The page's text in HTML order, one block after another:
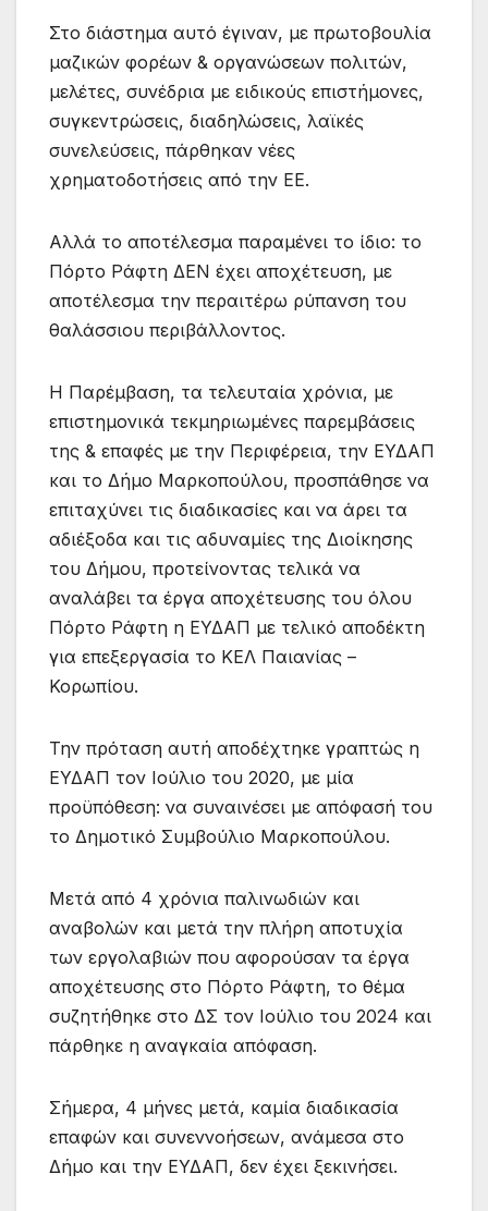
Στο διάστημα αυτό έγιναν, με πρωτοβουλία
μαζικών φορέων & οργανώσεων πολιτών,
μελέτες, συνέδρια με ειδικούς επιστήμονες,
συγκεντρώσεις, διαδηλώσεις, λαϊκές
συνελεύσεις, πάρθηκαν νέες
χρηματοδοτήσεις από την ΕΕ.
Αλλά το αποτέλεσμα παραμένει το ίδιο: το
Πόρτο Ράφτη ΔΕΝ έχει αποχέτευση, με
αποτέλεσμα την περαιτέρω ρύπανση του
θαλάσσιου περιβάλλοντος.
Η Παρέμβαση, τα τελευταία χρόνια, με
επιστημονικά τεκμηριωμένες παρεμβάσεις
της & επαφές με την Περιφέρεια, την ΕΥΔΑΠ
και το Δήμο Μαρκοπούλου, προσπάθησε να
επιταχύνει τις διαδικασίες και να άρει τα
αδιέξοδα και τις αδυναμίες της Διοίκησης
του Δήμου, προτείνοντας τελικά να
αναλάβει τα έργα αποχέτευσης του όλου
Πόρτο Ράφτη η ΕΥΔΑΠ με τελικό αποδέκτη
για επεξεργασία το ΚΕΛ Παιανίας –
Κορωπίου.
Την πρόταση αυτή αποδέχτηκε γραπτώς η
ΕΥΔΑΠ τον Ιούλιο του 2020, με μία
προϋπόθεση: να συναινέσει με απόφασή του
το Δημοτικό Συμβούλιο Μαρκοπούλου.
Μετά από 4 χρόνια παλινωδιών και
αναβολών και μετά την πλήρη αποτυχία
των εργολαβιών που αφορούσαν τα έργα
αποχέτευσης στο Πόρτο Ράφτη, το θέμα
συζητήθηκε στο ΔΣ τον Ιούλιο του 2024 και
πάρθηκε η αναγκαία απόφαση.
Σήμερα, 4 μήνες μετά, καμία διαδικασία
επαφών και συνεννοήσεων, ανάμεσα στο
Δήμο και την ΕΥΔΑΠ, δεν έχει ξεκινήσει.